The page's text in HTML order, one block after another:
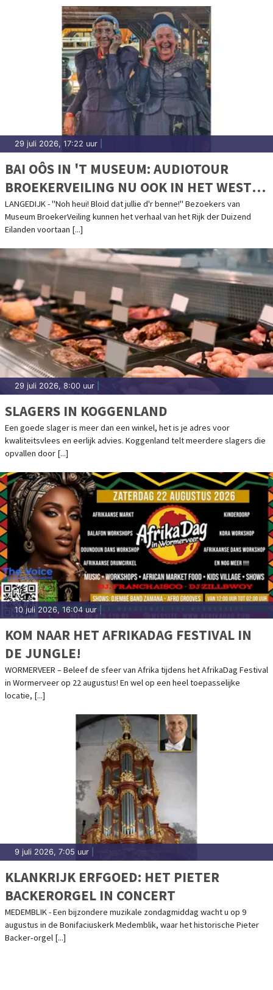
29 juli 2026, 17:22 uur
BAI OÔS IN 'T MUSEUM: AUDIOTOUR
BROEKERVEILING NU OOK IN HET WEST-
FRIES
LANGEDIJK - "Noh heui! Bloid dat jullie d'r benne!" Bezoekers van
Museum BroekerVeiling kunnen het verhaal van het Rijk der Duizend
Eilanden voortaan [...]
29 juli 2026, 8:00 uur
SLAGERS IN KOGGENLAND
Een goede slager is meer dan een winkel, het is je adres voor
kwaliteitsvlees en eerlijk advies. Koggenland telt meerdere slagers die
opvallen door [...]
10 juli 2026, 16:04 uur
KOM NAAR HET AFRIKADAG FESTIVAL IN
DE JUNGLE!
WORMERVEER – Beleef de sfeer van Afrika tijdens het AfrikaDag Festival
in Wormerveer op 22 augustus! En wel op een heel toepasselijke
locatie, [...]
9 juli 2026, 7:05 uur
KLANKRIJK ERFGOED: HET PIETER
BACKERORGEL IN CONCERT
MEDEMBLIK - Een bijzondere muzikale zondagmiddag wacht u op 9
augustus in de Bonifaciuskerk Medemblik, waar het historische Pieter
Backer‑orgel [...]